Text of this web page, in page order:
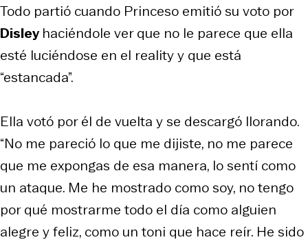
Todo partió cuando Princeso emitió su voto por
Disley haciéndole ver que no le parece que ella
esté luciéndose en el reality y que está
“estancada”.
Ella votó por él de vuelta y se descargó llorando.
“No me pareció lo que me dijiste, no me parece
que me expongas de esa manera, lo sentí como
un ataque. Me he mostrado como soy, no tengo
por qué mostrarme todo el día como alguien
alegre y feliz, como un toni que hace reír. He sido